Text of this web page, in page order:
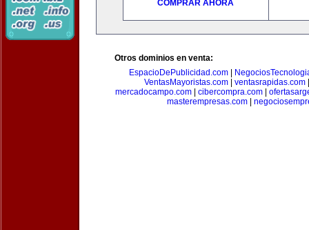
COMPRAR AHORA
Otros dominios en venta:
EspacioDePublicidad.com|
VentasMayoristas.com
ventasrapidas.com
mercadocampo.com
cibercompra.com
masterempresas.com|